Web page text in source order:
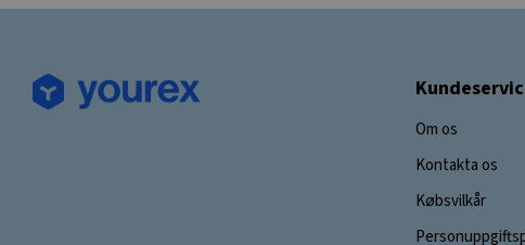
Om os
Kontakta os
Købsvilkår